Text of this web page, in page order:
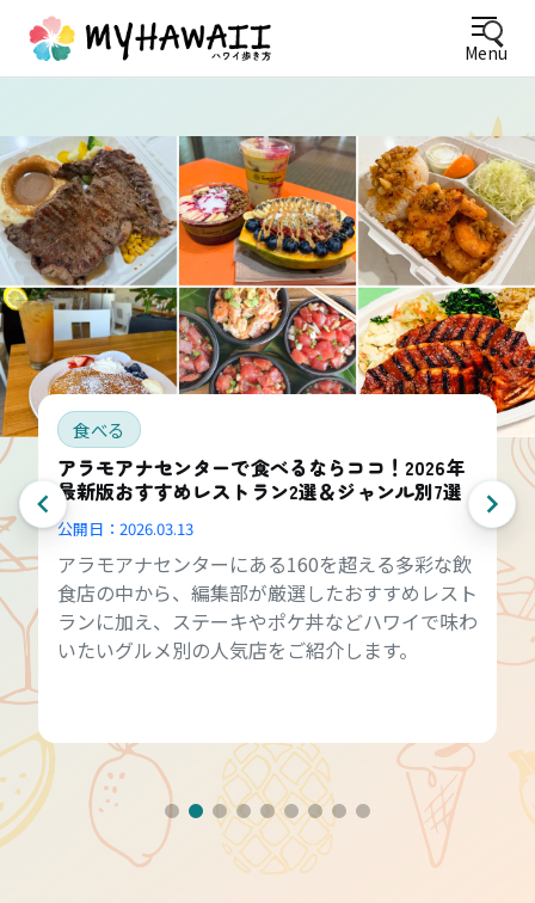
Menu
食べる
アラモアナセンターで食べるならココ！2026年
最新版おすすめレストラン2選＆ジャンル別7選
公開日： 2026.03.13
アラモアナセンターにある160を超える多彩な飲
食店の中から、編集部が厳選したおすすめレスト
ランに加え、ステーキやポケ丼などハワイで味わ
いたいグルメ別の人気店をご紹介します。